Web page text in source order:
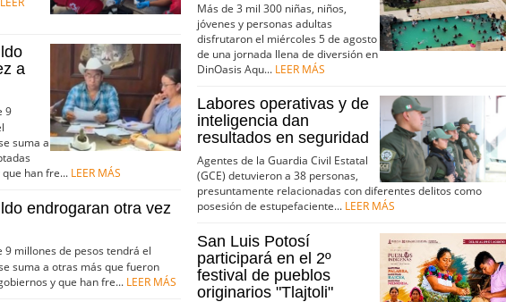
a
9
suma a
han fre... LEER MÁS
endrogaran otra vez
9 millones de pesos tendrá el
suma a otras más que fueron
y que han fre... LEER MÁS
Más de 3 mil 300 niñas, niños,
jóvenes y personas adultas
disfrutaron el miércoles 5 de agosto
de una jornada llena de diversión en
DinOasis Aqu... LEER MÁS
Labores operativas y de
inteligencia dan
resultados en seguridad
Agentes de la Guardia Civil Estatal
(GCE) detuvieron a 38 personas,
presuntamente relacionadas con diferentes delitos como
posesión de estupefaciente... LEER MÁS
San Luis Potosí
participará en el 2º
festival de pueblos
originarios "Tlajtoli"